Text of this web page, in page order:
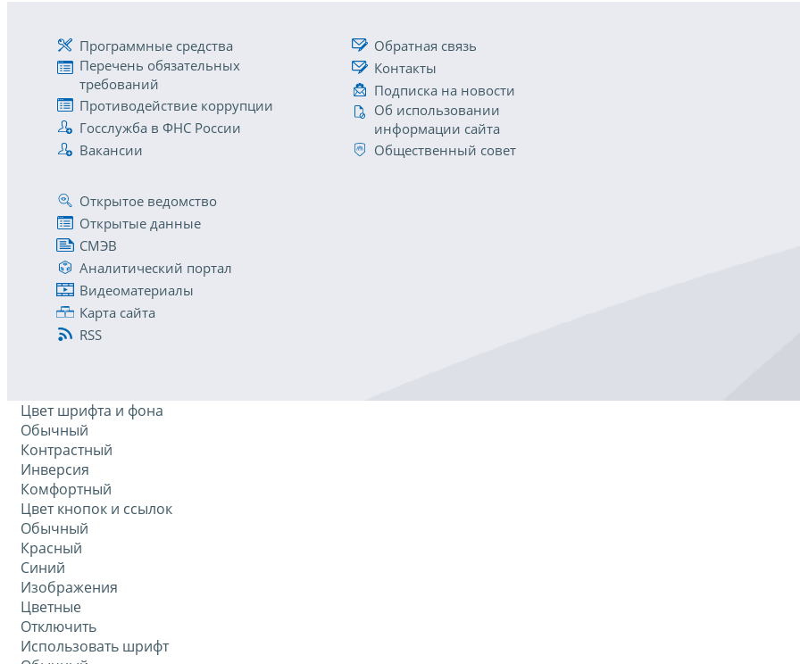
Программные средства
Перечень обязательных
требований
Противодействие коррупции
Госслужба в ФНС России
Вакансии
Обратная связь
Контакты
Подписка на новости
Об использовании
информации сайта
Общественный совет
Открытое ведомство
Открытые данные
СМЭВ
Аналитический портал
Видеоматериалы
Карта сайта
RSS
Цвет шрифта и фона
Обычный
Контрастный
Инверсия
Комфортный
Цвет кнопок и ссылок
Обычный
Красный
Синий
Изображения
Цветные
Отключить
Использовать шрифт